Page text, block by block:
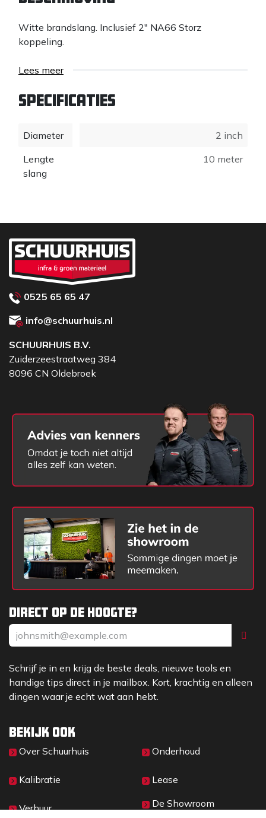
Witte brandslang. Inclusief 2" NA66 Storz
koppeling.
Lees meer
Specificaties
Diameter
2 inch
Lengte
slang
10 meter
Direct op de hoogte?
Schrijf je in en krijg de beste deals, nieuwe tools en
handige tips direct in je mailbox. Kort, krachtig en alleen
dingen waar je echt wat aan hebt.
Bekijk ook
Over Sc​huurhuis
Kalibratie
Verhuur
Onderhoud
Lease
De Showroom
0525 65 65 47
info@schuurhuis.nl
SCHUURHUIS B.V.
Zuiderzeestraatweg 384
8096 CN Oldebroek